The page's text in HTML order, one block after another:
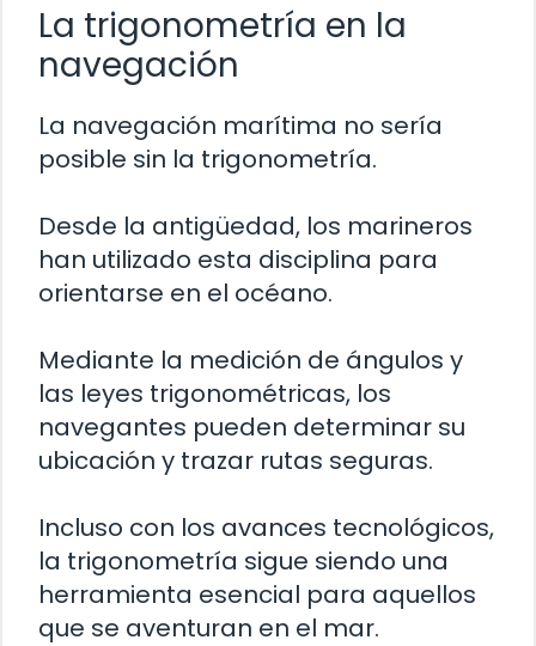
La trigonometría en la
navegación
La navegación marítima no sería
posible sin la trigonometría.
Desde la antigüedad, los marineros
han utilizado esta disciplina para
orientarse en el océano.
Mediante la medición de ángulos y
las leyes trigonométricas, los
navegantes pueden determinar su
ubicación y trazar rutas seguras.
Incluso con los avances tecnológicos,
la trigonometría sigue siendo una
herramienta esencial para aquellos
que se aventuran en el mar.